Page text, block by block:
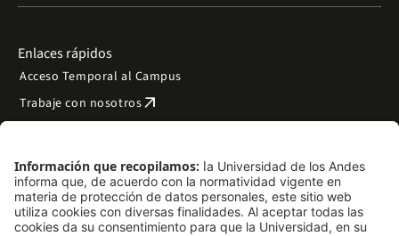
Enlaces rápidos
Acceso Temporal al Campus
Trabaje con nosotrosarrow_outward
Preguntas frecuentes
Filantropía y donacionesarrow_outward
Mapa del sitio arrow_outward